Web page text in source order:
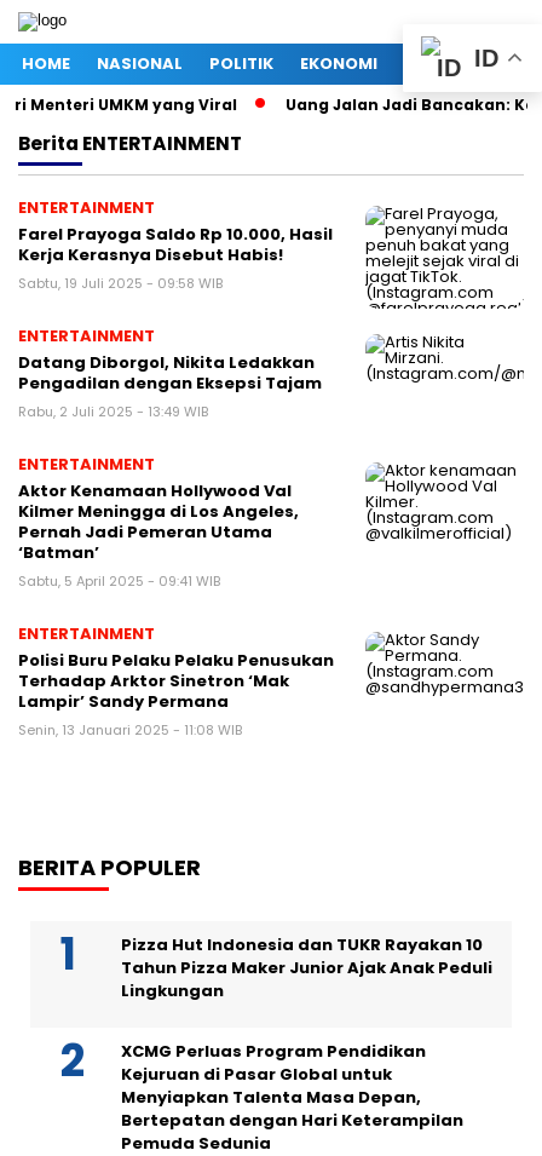
HOME NASIONAL POLITIK EKONOMI MEGAPOLITAN
Menteri UMKM yang Viral Uang Jalan Jadi Bancakan:
Berita ENTERTAINMENT
ENTERTAINMENT
Farel Prayoga Saldo Rp 10.000, Hasil
Kerja Kerasnya Disebut Habis!
Sabtu, 19 Juli 2025 - 09:58 WIB
ENTERTAINMENT
Datang Diborgol, Nikita Ledakkan
Pengadilan dengan Eksepsi Tajam
Rabu, 2 Juli 2025 - 13:49 WIB
ENTERTAINMENT
Aktor Kenamaan Hollywood Val
Kilmer Meningga di Los Angeles,
Pernah Jadi Pemeran Utama
‘Batman’
Sabtu, 5 April 2025 - 09:41 WIB
ENTERTAINMENT
Polisi Buru Pelaku Pelaku Penusukan
Terhadap Arktor Sinetron ‘Mak
Lampir’ Sandy Permana
Senin, 13 Januari 2025 - 11:08 WIB
BERITA POPULER
Pizza Hut Indonesia dan TUKR Rayakan 10
Tahun Pizza Maker Junior Ajak Anak Peduli
Lingkungan
XCMG Perluas Program Pendidikan
Kejuruan di Pasar Global untuk
Menyiapkan Talenta Masa Depan,
Bertepatan dengan Hari Keterampilan
Pemuda Sedunia
ID